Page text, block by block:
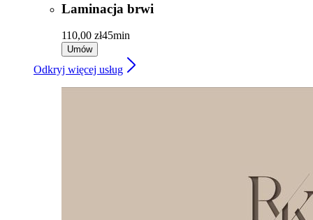
Laminacja brwi
110,00 zł45min
Umów
Odkryj więcej usług